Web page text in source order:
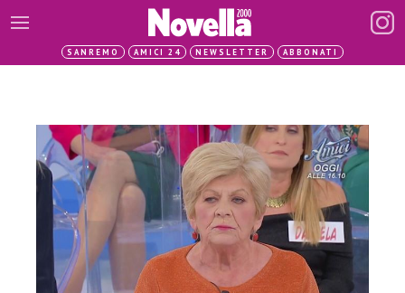
SANREMO AMICI 24 NEWSLETTER ABBONATI